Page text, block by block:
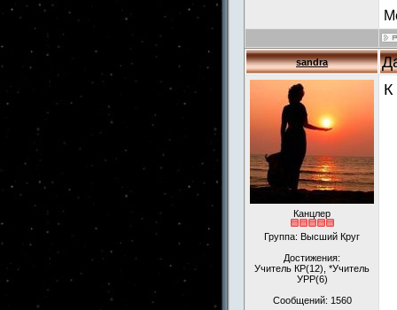
sandra
Канцлер
Группа: Высший Круг
Достижения:
Учитель КР(12), *Учитель
УРР(6)
Сообщений: 1560
К